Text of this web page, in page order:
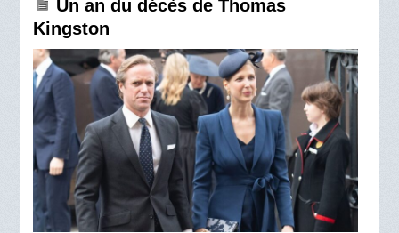
Un an du décès de Thomas
Kingston